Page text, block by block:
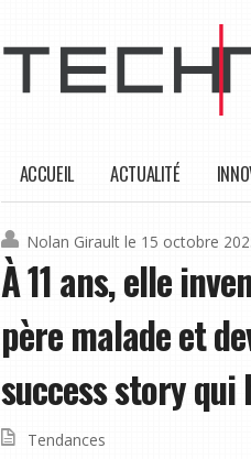
ACCUEIL ACTUALITÉ
Nolan Girault le 15 octobre
À 11 ans, elle
père malade et
success story
Tendances